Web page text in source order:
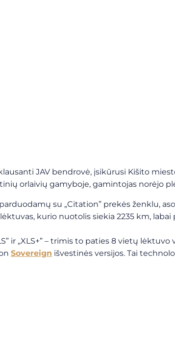
JAV bendrovė, įsikūrusi Kišito
orlaivių gamyboje, gamintojas norėjo
su „Citation” prekės ženklu,
kurio nuotolis siekia 2235 km,
ir „XLS+” – trimis to paties 8 vietų
Sovereign išvestinės versijos. Tai